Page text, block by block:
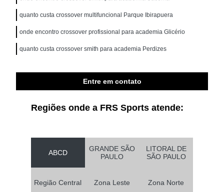
quanto custa crossover multifuncional Parque Ibirapuera
onde encontro crossover profissional para academia Glicério
quanto custa crossover smith para academia Perdizes
Entre em contato
Regiões onde a FRS Sports atende:
ABCD
GRANDE SÃO
PAULO
LITORAL DE
SÃO PAULO
Região Central Zona Leste Zona Norte